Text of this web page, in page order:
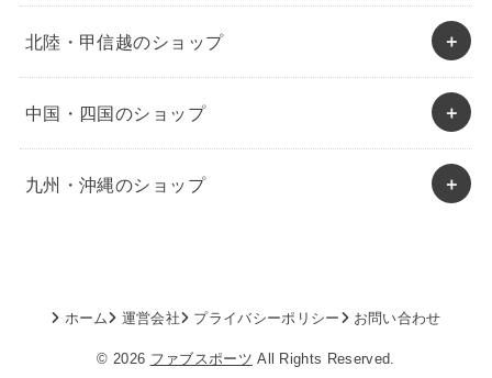
北陸・甲信越のショップ
中国・四国のショップ
九州・沖縄のショップ
ホーム 運営会社 プライバシーポリシー お問い合わせ
© 2026 ファブスポーツ All Rights Reserved.